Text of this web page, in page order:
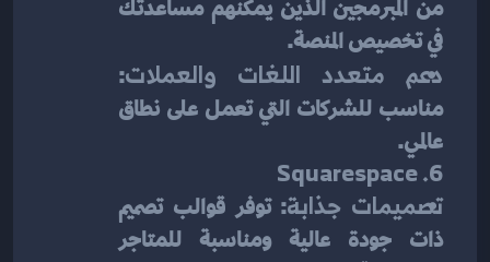
في تخصيص المنصة.
دعم متعدد اللغات والعملات
عالمي.
6. Squarespace
تصميمات جذابة
ذات جودة عالية ومناسبة للمتاجر